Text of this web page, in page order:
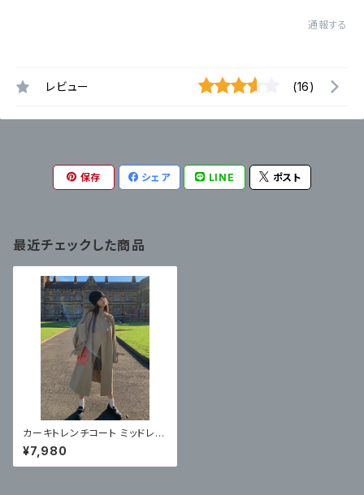
通報する
レビュー (16)
保存 シェア LINE ポスト
最近チェックした商品
カーキトレンチコート ミッドレン
グスフレンチレトロ 英国スタイ
ルのファッション
¥7,980